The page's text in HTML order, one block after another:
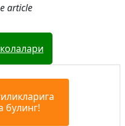
article
булинг!